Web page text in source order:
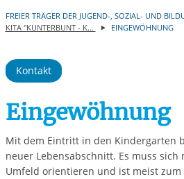
FREIER TRÄGER DER JUGEND-, SOZIAL- UND
KITA "KUNTERBUNT - K...
EINGEWÖHNUNG
Kontakt
Eingewöhnung
Mit dem Eintritt in den Kindergarten
neuer Lebensabschnitt. Es muss
Umfeld orientieren und ist meist